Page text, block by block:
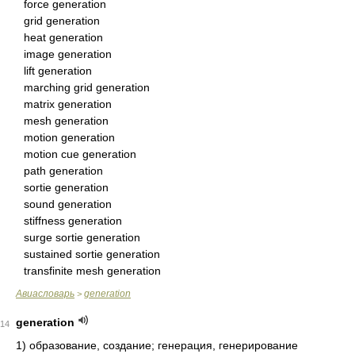
force generation
grid generation
heat generation
image generation
lift generation
marching grid generation
matrix generation
mesh generation
motion generation
motion cue generation
path generation
sortie generation
sound generation
stiffness generation
surge sortie generation
sustained sortie generation
transfinite mesh generation
Авиасловарь > generation
14
generation
1) образование, создание; генерация, генерирование